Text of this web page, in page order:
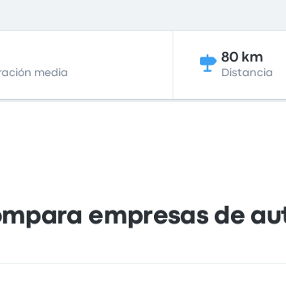
media
80 km
Distancia
empresas de